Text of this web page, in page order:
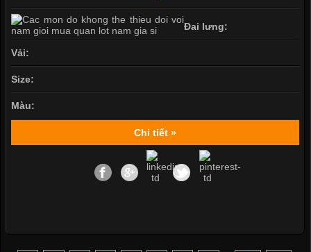
Đai lưng:
Vải:
Size:
Màu:
Chi tiết »